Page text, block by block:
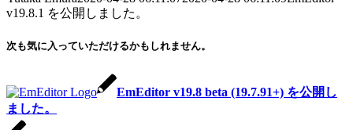
v19.8.1 を公開しました。
次も気に入っていただけるかもしれません。
EmEditor v19.8 beta (19.7.91+) を公開し
ました。